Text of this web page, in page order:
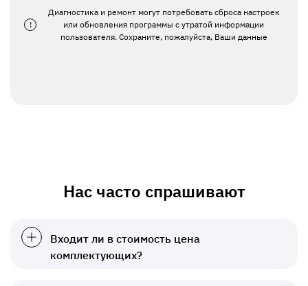
!
Диагностика и ремонт могут потребовать сброса настроек
или обновления программы с утратой информации
пользователя. Сохраните, пожалуйста, Ваши данные
Нас часто спрашивают
Входит ли в стоимость цена
комплектующих?